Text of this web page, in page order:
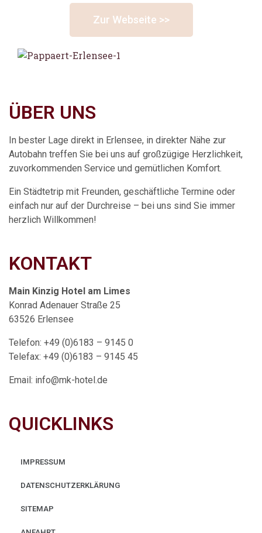
Zur Webseite >>
ÜBER UNS
In bester Lage direkt in Erlensee, in direkter Nähe zur
Autobahn treffen Sie bei uns auf großzügige Herzlichkeit,
zuvorkommenden Service und gemütlichen Komfort.
Ein Städtetrip mit Freunden, geschäftliche Termine oder
einfach nur auf der Durchreise – bei uns sind Sie immer
herzlich Willkommen!
KONTAKT
Main Kinzig Hotel am Limes
Konrad Adenauer Straße 25
63526 Erlensee
Telefon: +49 (0)6183 – 9145 0
Telefax: +49 (0)6183 – 9145 45
Email: info@mk-hotel.de
QUICKLINKS
IMPRESSUM
DATENSCHUTZERKLÄRUNG
SITEMAP